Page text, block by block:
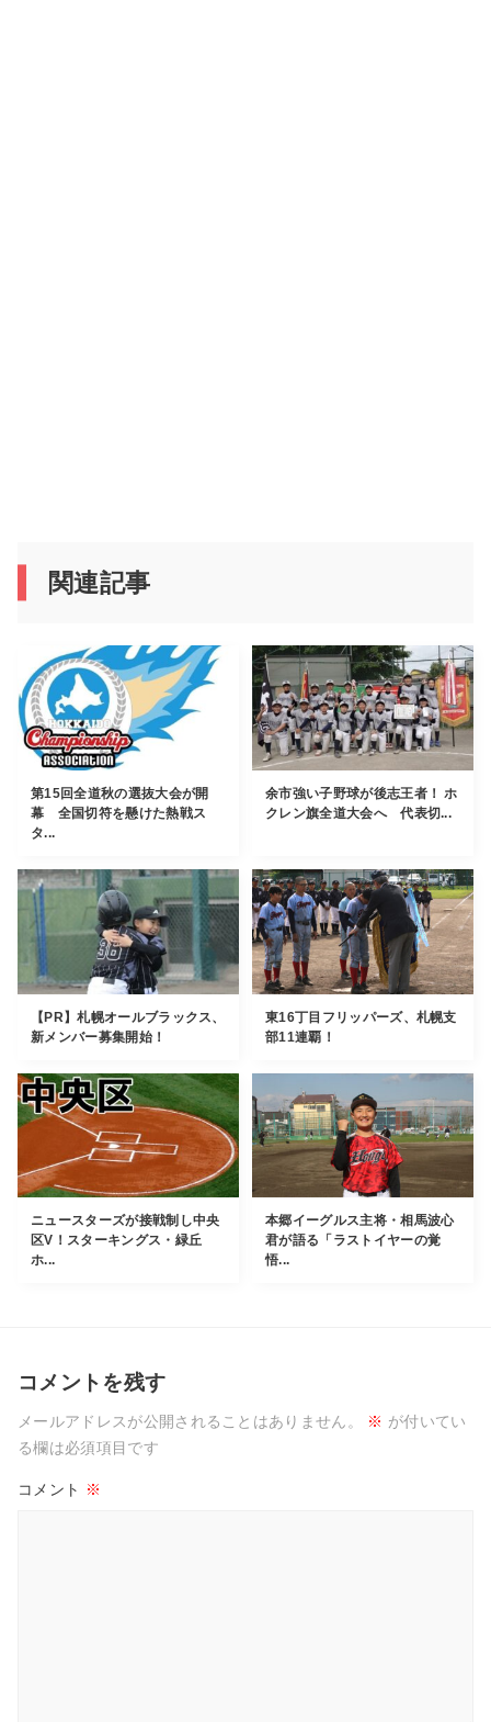
関連記事
第15回全道秋の選抜大会が開
幕 全国切符を懸けた熱戦ス
タ...
余市強い子野球が後志王者！ ホ
クレン旗全道大会へ 代表切...
【PR】札幌オールブラックス、
新メンバー募集開始！
東16丁目フリッパーズ、札幌支
部11連覇！
ニュースターズが接戦制し中央
区V！スターキングス・緑丘
ホ...
本郷イーグルス主将・相馬波心
君が語る「ラストイヤーの覚
悟...
コメントを残す
メールアドレスが公開されることはありません。 ※ が付いてい
る欄は必須項目です
コメント ※